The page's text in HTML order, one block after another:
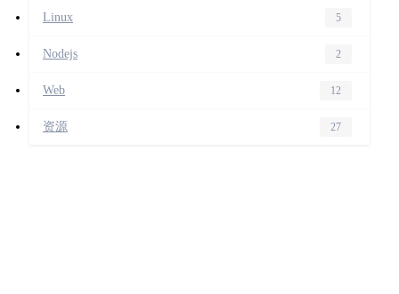
Linux 5
Nodejs 2
Web 12
资源 27